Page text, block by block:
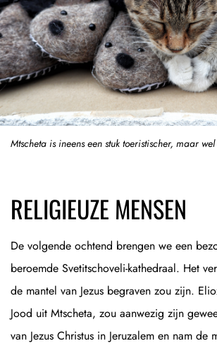
Mtscheta is ineens een stuk toeristischer, maar
RELIGIEUZE MENSEN
De volgende ochtend brengen we een
beroemde Svetitschoveli-kathedraal. Het
de mantel van Jezus begraven zou zijn.
Jood uit Mtscheta, zou aanwezig zijn
van Jezus Christus in Jeruzalem en nam de